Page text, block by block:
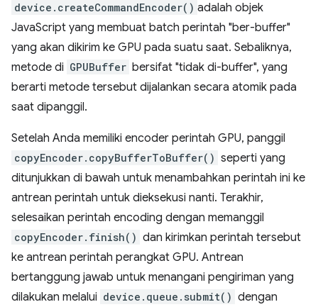
device.createCommandEncoder() adalah objek
JavaScript yang membuat batch perintah "ber-buffer"
yang akan dikirim ke GPU pada suatu saat. Sebaliknya,
metode di GPUBuffer bersifat "tidak di-buffer", yang
berarti metode tersebut dijalankan secara atomik pada
saat dipanggil.
Setelah Anda memiliki encoder perintah GPU, panggil
copyEncoder.copyBufferToBuffer() seperti yang
ditunjukkan di bawah untuk menambahkan perintah ini ke
antrean perintah untuk dieksekusi nanti. Terakhir,
selesaikan perintah encoding dengan memanggil
copyEncoder.finish() dan kirimkan perintah tersebut
ke antrean perintah perangkat GPU. Antrean
bertanggung jawab untuk menangani pengiriman yang
dilakukan melalui device.queue.submit() dengan